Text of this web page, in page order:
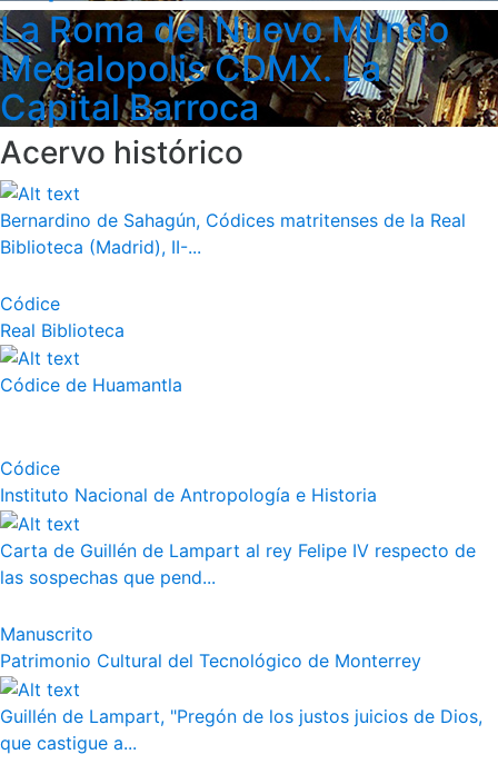
La Roma del Nuevo Mundo
Megalopolis CDMX. La
Capital Barroca
Acervo histórico
Bernardino de Sahagún, Códices matritenses de la Real
Biblioteca (Madrid), II-...
Códice
Real Biblioteca
Códice de Huamantla
Códice
Instituto Nacional de Antropología e Historia
Carta de Guillén de Lampart al rey Felipe IV respecto de
las sospechas que pend...
Manuscrito
Patrimonio Cultural del Tecnológico de Monterrey
Guillén de Lampart, "Pregón de los justos juicios de Dios,
que castigue a...